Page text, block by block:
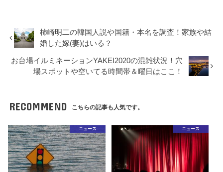
柿崎明二の韓国人説や国籍・本名を調査！家族や結
婚した嫁(妻)はいる？
お台場イルミネーションYAKEI2020の混雑状況！穴
場スポットや空いてる時間帯＆曜日はここ！
RECOMMEND こちらの記事も人気です。
ニュース ニュース